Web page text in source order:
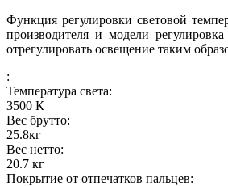
Функция регулировки световой
производителя и модели
отрегулировать освещение таким
:
Температура света:
3500 К
Вес брутто:
25.8кг
Вес нетто:
20.7 кг
Покрытие от отпечатков пальцев: